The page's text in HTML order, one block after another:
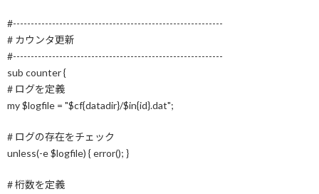
#-----------------------------------------------------------
# カウンタ更新
#-----------------------------------------------------------
sub counter {
# ログを定義
my $logfile = "$cf{datadir}/$in{id}.dat";
# ログの存在をチェック
unless(-e $logfile) { error(); }
# 桁数を定義